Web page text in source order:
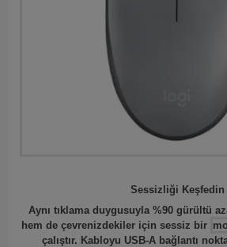
Sessizliği Keşfedin
Aynı tıklama duygusuyla %90 gürültü
hem de çevrenizdekiler için sessiz bir
çalıştır. Kabloyu USB-A bağlantı